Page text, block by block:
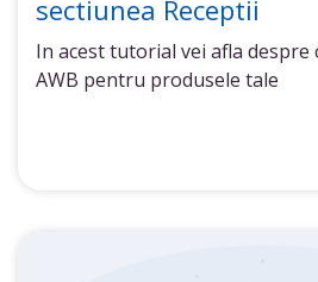
sectiunea Receptii
In acest tutorial vei afla despre
AWB pentru produsele tale